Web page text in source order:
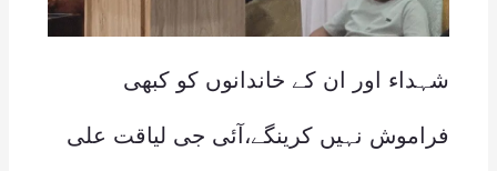
شہداء اور ان کے خاندانوں کو کبھی
فراموش نہیں کرینگے،آئی جی لیاقت علی